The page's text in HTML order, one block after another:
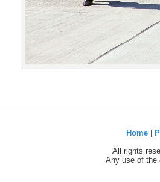
Home|
All rights
Any use of the